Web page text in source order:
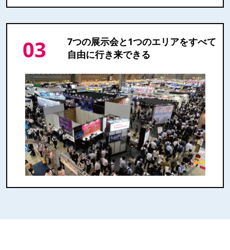
03
7つの展示会と1つのエリアをすべて
自由に行き来できる